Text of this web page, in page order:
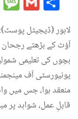
لاہور (ڈیجیٹل
آؤٹ کے بڑھتے رجحان
بچوں کی تعلیمی
یونیورسٹی آف
منعقد ہوا، جس میں
قابلِ عمل، شواہد